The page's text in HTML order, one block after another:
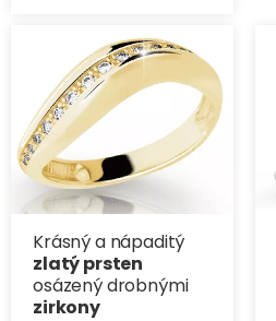
Krásný a nápaditý
zlatý prsten
osázený drobnými
zirkony